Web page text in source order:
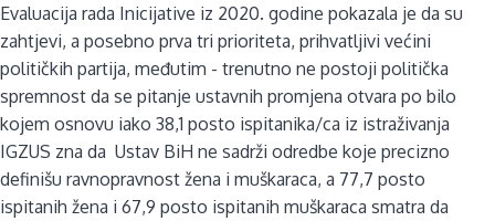
Evaluacija rada Inicijative iz 2020. godine pokazala je da su
zahtjevi, a posebno prva tri prioriteta, prihvatljivi većini
političkih partija, međutim - trenutno ne postoji politička
spremnost da se pitanje ustavnih promjena otvara po bilo
kojem osnovu iako 38,1 posto ispitanika/ca iz istraživanja
IGZUS zna da Ustav BiH ne sadrži odredbe koje precizno
definišu ravnopravnost žena i muškaraca, a 77,7 posto
ispitanih žena i 67,9 posto ispitanih muškaraca smatra da